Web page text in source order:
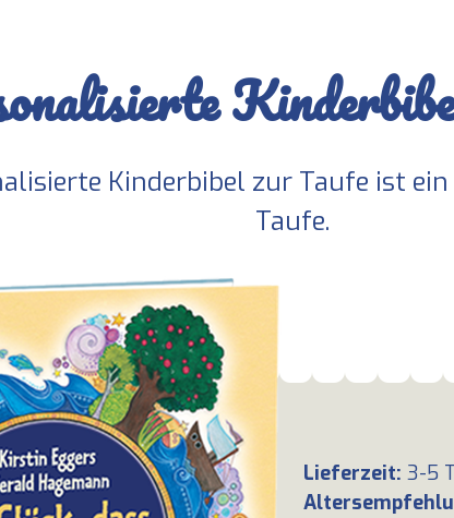
Kinderbibel zur Taufe ist ein
Taufe.
Lieferzeit: 3-5